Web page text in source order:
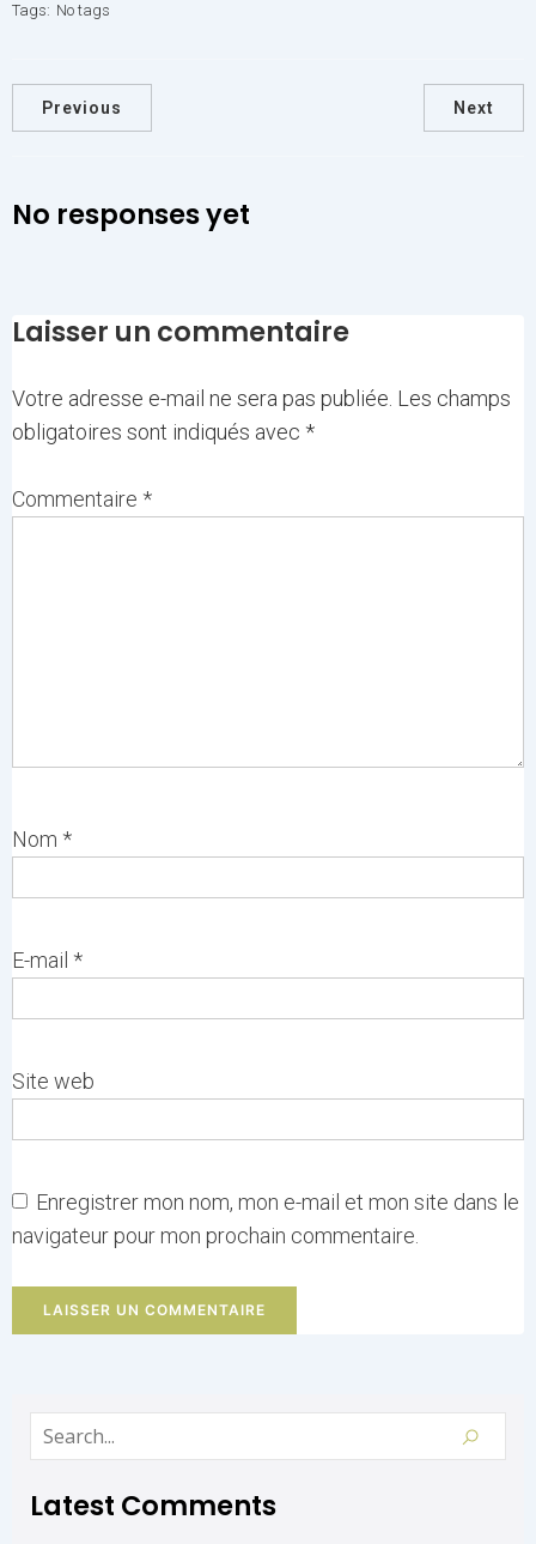
Tags: No tags
Previous Next
No responses yet
Laisser un commentaire
Votre adresse e-mail ne sera pas publiée. Les champs
obligatoires sont indiqués avec *
Commentaire *
Nom *
E-mail *
Site web
Enregistrer mon nom, mon e-mail et mon site dans le
navigateur pour mon prochain commentaire.
Latest Comments